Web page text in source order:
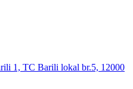
1, TC Barili lokal br.5, 12000